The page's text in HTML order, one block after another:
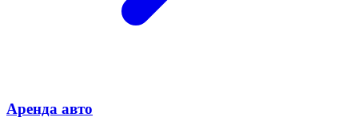
Аренда авто